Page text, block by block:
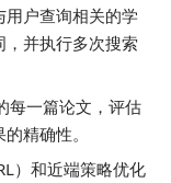
户查询相关的学
并执行多次搜索
每一篇论文，评估
精确性。
）和近端策略优化